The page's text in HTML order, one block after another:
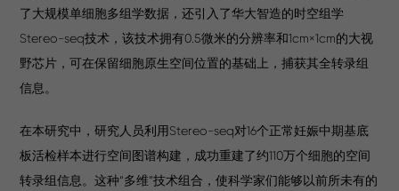
了大规模单细胞多组学数据，还引入了华大智造的时空组学
Stereo-seq技术，该技术拥有0.5微米的分辨率和1cm×1cm的大视
野芯片，可在保留细胞原生空间位置的基础上，捕获其全转录组
信息。
在本研究中，研究人员利用Stereo-seq对16个正常妊娠中期基底
板活检样本进行空间图谱构建，成功重建了约110万个细胞的空间
转录组信息。这种“多维”技术组合，使科学家们能够以前所未有的